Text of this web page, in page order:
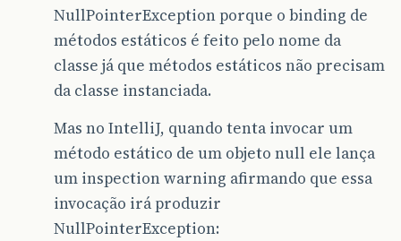
NullPointerException porque o binding de
métodos estáticos é feito pelo nome da
classe já que métodos estáticos não precisam
da classe instanciada.
Mas no IntelliJ, quando tenta invocar um
método estático de um objeto null ele lança
um inspection warning afirmando que essa
invocação irá produzir
NullPointerException: